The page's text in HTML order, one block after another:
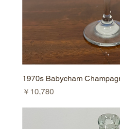
1970s Babycham
価格
￥10,780